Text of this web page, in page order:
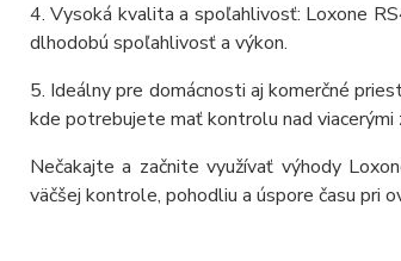
4. Vysoká kvalita a spoľahlivosť: Loxone
dlhodobú spoľahlivosť a výkon.
5. Ideálny pre domácnosti aj komerčné
kde potrebujete mať kontrolu nad viacerými
Nečakajte a začnite využívať výhody
väčšej kontrole, pohodliu a úspore času pri